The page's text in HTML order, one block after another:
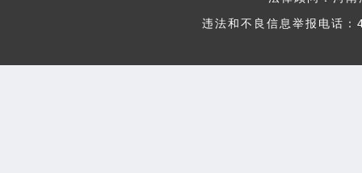
违法和不良信息举报电话